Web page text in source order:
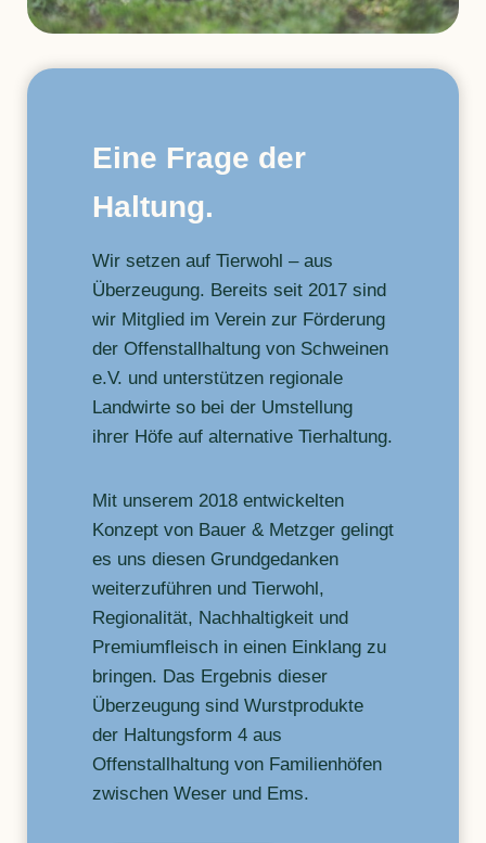
Eine Frage der
Haltung.
Wir setzen auf Tierwohl – aus
Überzeugung. Bereits seit 2017 sind
wir Mitglied im Verein zur Förderung
der Offenstallhaltung von Schweinen
e.V. und unterstützen regionale
Landwirte so bei der Umstellung
ihrer Höfe auf alternative Tierhaltung.
Mit unserem 2018 entwickelten
Konzept von Bauer & Metzger gelingt
es uns diesen Grundgedanken
weiterzuführen und Tierwohl,
Regionalität, Nachhaltigkeit und
Premiumfleisch in einen Einklang zu
bringen. Das Ergebnis dieser
Überzeugung sind Wurstprodukte
der Haltungsform 4 aus
Offenstallhaltung von Familienhöfen
zwischen Weser und Ems.